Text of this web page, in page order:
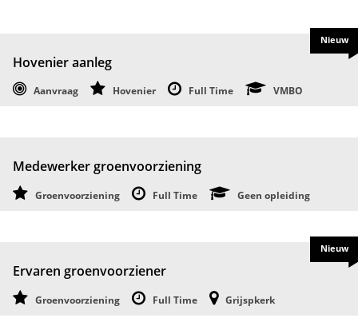
Hovenier aanleg
Aanvraag Hovenier Full Time VMBO
Nieuw
Medewerker groenvoorziening
Groenvoorziening Full Time Geen opleiding
Ervaren groenvoorziener
Groenvoorziening Full Time Grijspkerk
Nieuw